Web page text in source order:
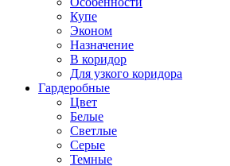
Купе
Эконом
Назначение
В коридор
Для узкого коридора
Гардеробные
Цвет
Белые
Светлые
Серые
Темные